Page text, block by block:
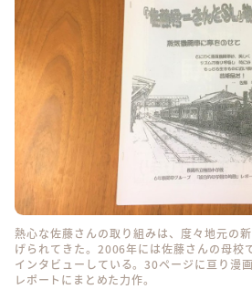
熱心な佐藤さんの取り組みは、度々地元の
げられてきた。2006年には佐藤さんの母校
インタビューしている。30ページに亘り漫
レポートにまとめた力作。